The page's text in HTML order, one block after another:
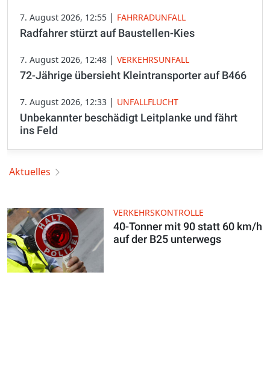
7. August 2026, 12:55 | FAHRRADUNFALL
Radfahrer stürzt auf Baustellen-Kies
7. August 2026, 12:48 | VERKEHRSUNFALL
72-Jährige übersieht Kleintransporter auf B466
7. August 2026, 12:33 | UNFALLFLUCHT
Unbekannter beschädigt Leitplanke und fährt
ins Feld
Aktuelles
VERKEHRSKONTROLLE
40-Tonner mit 90 statt 60 km/h
auf der B25 unterwegs